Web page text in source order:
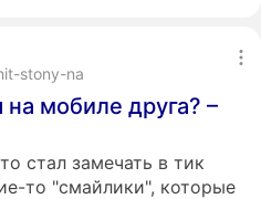
stony-na
мобиле друга? –
стал замечать в тик
то "смайлики", которые